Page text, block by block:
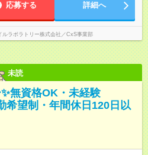
応募する 詳細へ
ルラボラトリー株式会社／CxS事業部
未読
無資格OK・未経験
希望制・年間休日120日以